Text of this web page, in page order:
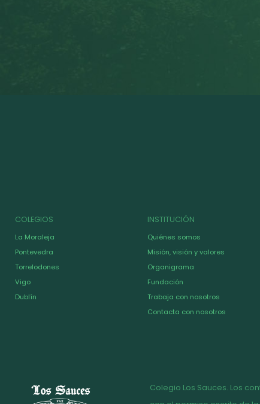
COLEGIOS
La Moraleja
Pontevedra
Torrelodones
Vigo
Dublín
INSTITUCIÓN
Quiénes somos
Misión, visión y valores
Organigrama
Fundación
Trabaja con nosotros
Contacta con nosotros
Colegio Los Sauces. Los